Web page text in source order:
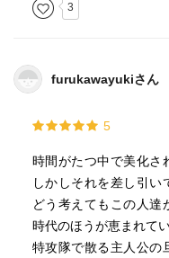
3
furukawayukiさん
5
時間がたつ中で美化さ
しかしそれを差し引い
どう考えてもこの人達
時代のほうが恵まれて
特攻隊で散る主人公の